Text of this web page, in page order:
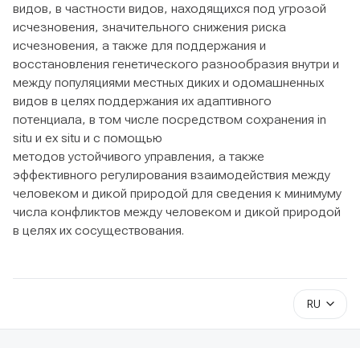
видов, в частности видов, находящихся под угрозой
исчезновения, значительного снижения риска
исчезновения, а также для поддержания и
восстановления генетического разнообразия внутри и
между популяциями местных диких и одомашненных
видов в целях поддержания их адаптивного
потенциала, в том числе посредством сохранения in
situ и ex situ и с помощью
методов устойчивого управления, а также
эффективного регулирования взаимодействия между
человеком и дикой природой для сведения к минимуму
числа конфликтов между человеком и дикой природой
в целях их сосуществования.
RU